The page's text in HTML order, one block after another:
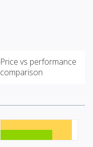
Price vs performance
comparison